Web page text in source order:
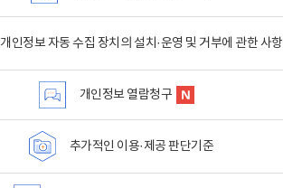
개인정보 자동 수집 장치의 설치·운영 및 거부에 관한 사항
개인정보 열람청구
추가적인 이용·제공 판단기준